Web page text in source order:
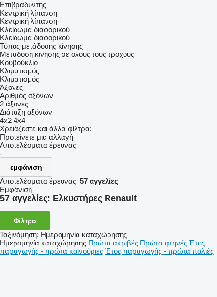
Επιβραδυντής
Κεντρική λίπανση
Κεντρική λίπανση
Κλείδωμα διαφορικού
Κλείδωμα διαφορικού
Τύπος μετάδοσης κίνησης
Μετάδοση κίνησης σε όλους τους τροχούς
Κουβούκλιο
Κλιματισμός
Κλιματισμός
Άξονες
Αριθμός αξόνων
2 άξονες
Διάταξη αξόνων
4x2 4x4
Χρειάζεστε και άλλα φίλτρα;
Προτείνετε μια αλλαγή
Αποτελέσματα έρευνας:
-
εμφάνιση
Αποτελέσματα έρευνας: 57 αγγελίες
Εμφάνιση
57 αγγελίες: Ελκυστήρες Renault
Φίλτρο
Ταξινόμηση: Ημερομηνία καταχώρησης
Ημερομηνία καταχώρησης Πρώτα ακριβές Πρώτα φτηνές Έτος
παραγωγής - πρώτα καινούριες Έτος παραγωγής - πρώτα παλιές